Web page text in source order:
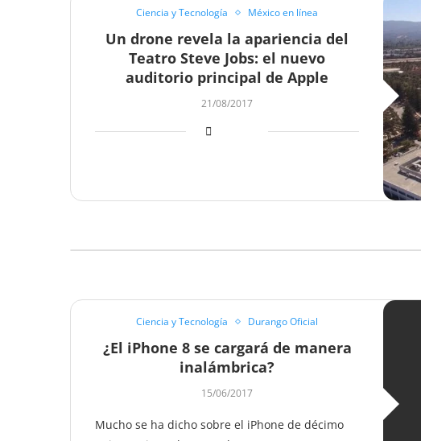
Ciencia y Tecnología México en línea
Un drone revela la apariencia del
Teatro Steve Jobs: el nuevo
auditorio principal de Apple
21/08/2017
Ciencia y Tecnología Durango Oficial
¿El iPhone 8 se cargará de manera
inalámbrica?
15/06/2017
Mucho se ha dicho sobre el iPhone de décimo